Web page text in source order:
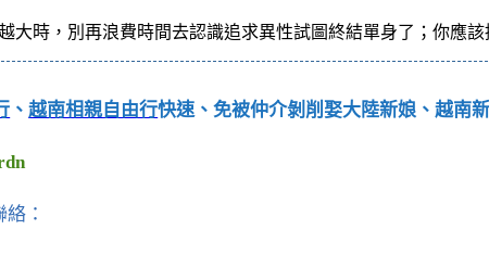
大時，別再浪費時間去認識追求異性試圖終結單身了；你應
、越南相親自由行快速、免被仲介剝削娶大陸新娘、越南
：